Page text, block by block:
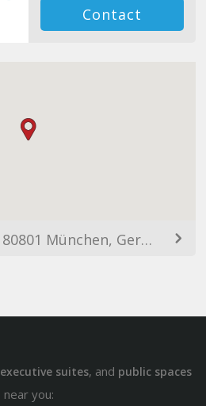
Contact
Leopoldstraße 23, 80801 München, Germany
executive suites, and public spaces
near you: